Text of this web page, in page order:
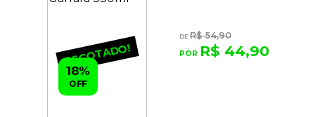
ESGOTADO!
R$ 54,90
R$ 44,90
18%
OFF